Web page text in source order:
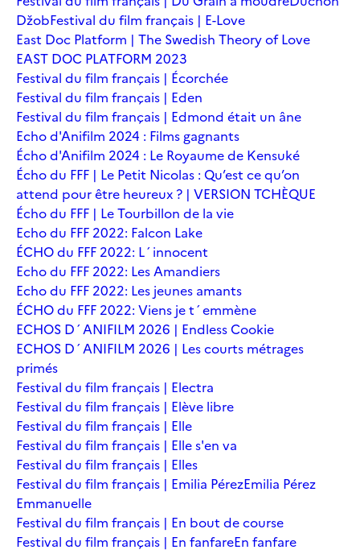
DžobFestival du film français | E-Love
East Doc Platform | The Swedish Theory of Love
EAST DOC PLATFORM 2023
Festival du film français | Écorchée
Festival du film français | Eden
Festival du film français | Edmond était un âne
Echo d'Anifilm 2024 : Films gagnants
Écho d'Anifilm 2024 : Le Royaume de Kensuké
Écho du FFF | Le Petit Nicolas : Qu’est ce qu’on
attend pour être heureux ? | VERSION TCHÈQUE
Écho du FFF | Le Tourbillon de la vie
Echo du FFF 2022: Falcon Lake
ÉCHO du FFF 2022: L´innocent
Echo du FFF 2022: Les Amandiers
Echo du FFF 2022: Les jeunes amants
ÉCHO du FFF 2022: Viens je t´emmène
ECHOS D´ANIFILM 2026 | Endless Cookie
ECHOS D´ANIFILM 2026 | Les courts métrages
primés
Festival du film français | Electra
Festival du film français | Elève libre
Festival du film français | Elle
Festival du film français | Elle s'en va
Festival du film français | Elles
Festival du film français | Emilia PérezEmilia Pérez
Emmanuelle
Festival du film français | En bout de course
Festival du film français | En fanfareEn fanfare